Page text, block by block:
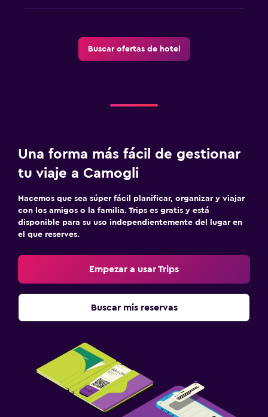
Salud y seguridad
Cuna/cama nido disponibles
Buscar ofertas de hotel
Una forma más fácil de gestionar
tu viaje a Camogli
Hacemos que sea súper fácil planificar, organizar y viajar
con los amigos o la familia. Trips es gratis y está
disponible para su uso independientemente del lugar en
el que reserves.
Empezar a usar Trips
Buscar mis reservas